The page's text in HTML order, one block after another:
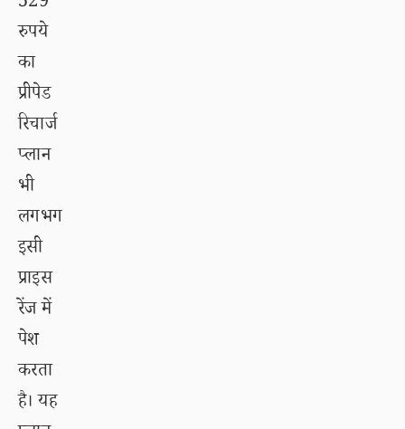
रुपये
का
प्रीपेड
रिचार्ज
प्लान
भी
लगभग
इसी
प्राइस
रेंज में
पेश
करता
है। यह